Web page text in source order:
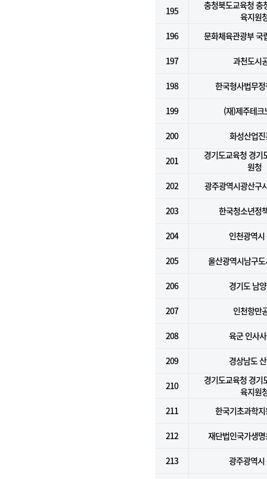
195
충청북도교육청 충
육지원
196
문화체육관광부 국
197 과천도시
198 한국형사법무
199 (재)제주테크
200 화성산업
201
경기도교육청 경기
원청
202
광주광역시광산구
203 한국청소년정
204 인천광역시
205 울산광역시남구
206 경기도 남
207 인천항만
208 육군 인사
209 경상남도
210
경기도교육청 경기
육지원
211
한국기초과학
212 재단법인국가생
213 광주광역시